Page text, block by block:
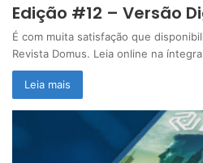
Edição #12 – Versão
É com muita satisfação que
Revista Domus. Leia online na
Leia mais